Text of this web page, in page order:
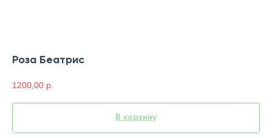
Роза Беатрис
1200,00 р.
В корзину